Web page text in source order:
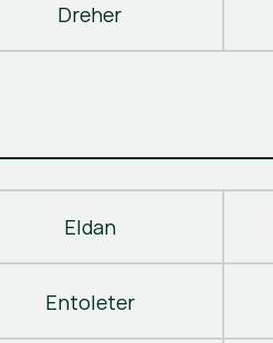
Dreher
Eldan
Entoleter